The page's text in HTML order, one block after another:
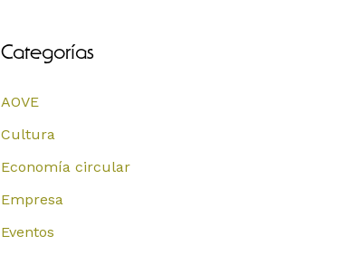
Categorías
AOVE
Cultura
Economía circular
Empresa
Eventos